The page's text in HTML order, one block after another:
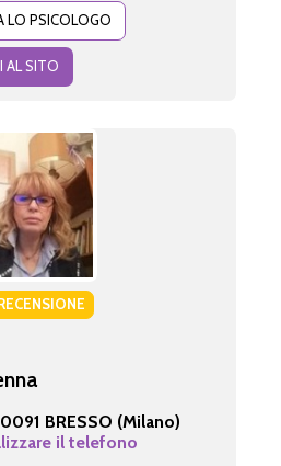
LO PSICOLOGO
AL SITO
BRESSO (Milano)
il telefono